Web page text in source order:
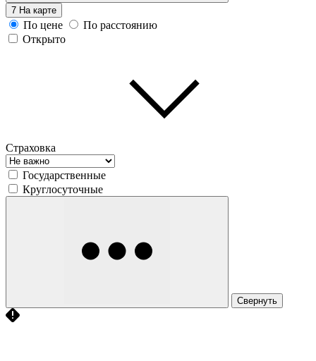
7 На карте
По цене
По расстоянию
Открыто
Страховка
Государственные
Круглосуточные
Свернуть